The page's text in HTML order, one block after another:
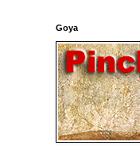
Goya